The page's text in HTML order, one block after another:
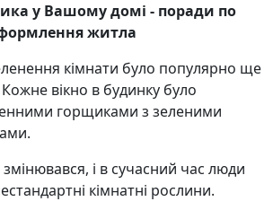
у Вашому домі - поради по
житла
кімнати було популярно ще
Кожне вікно в будинку було
горщиками з зеленими
змінювався, і в сучасний час люди
кімнатні рослини.